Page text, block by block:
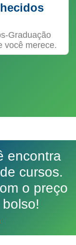
Graduação
você merece.
encontra
cursos.
o preço